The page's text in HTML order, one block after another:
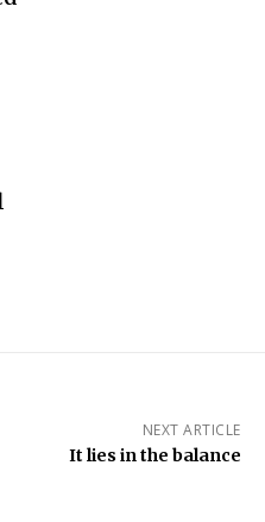
NEXT ARTICLE
It lies in the balance